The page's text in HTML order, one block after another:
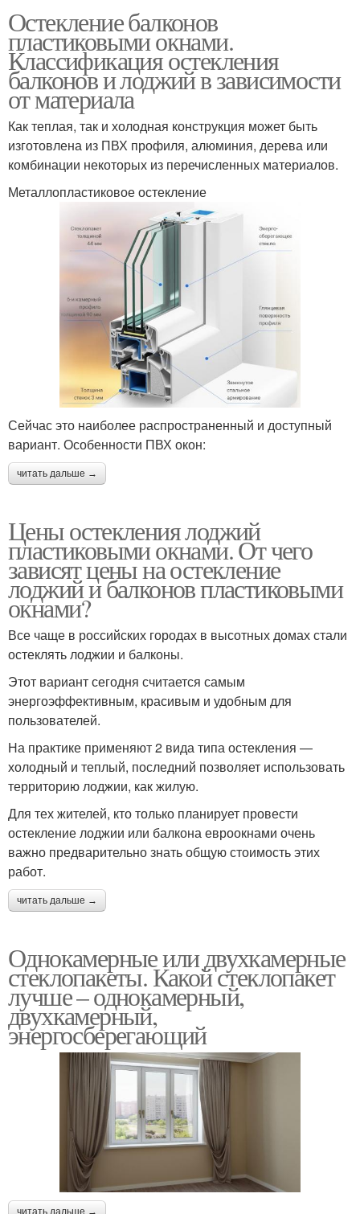
Остекление балконов
пластиковыми окнами.
Классификация остекления
балконов и лоджий в зависимости
от материала
Как теплая, так и холодная конструкция может быть
изготовлена из ПВХ профиля, алюминия, дерева или
комбинации некоторых из перечисленных материалов.
Металлопластиковое остекление
Сейчас это наиболее распространенный и доступный
вариант. Особенности ПВХ окон:
читать дальше →
Цены остекления лоджий
пластиковыми окнами. От чего
зависят цены на остекление
лоджий и балконов пластиковыми
окнами?
Все чаще в российских городах в высотных домах стали
остеклять лоджии и балконы.
Этот вариант сегодня считается самым
энергоэффективным, красивым и удобным для
пользователей.
На практике применяют 2 вида типа остекления —
холодный и теплый, последний позволяет использовать
территорию лоджии, как жилую.
Для тех жителей, кто только планирует провести
остекление лоджии или балкона евроокнами очень
важно предварительно знать общую стоимость этих
работ.
читать дальше →
Однокамерные или двухкамерные
стеклопакеты. Какой стеклопакет
лучше – однокамерный,
двухкамерный,
энергосберегающий